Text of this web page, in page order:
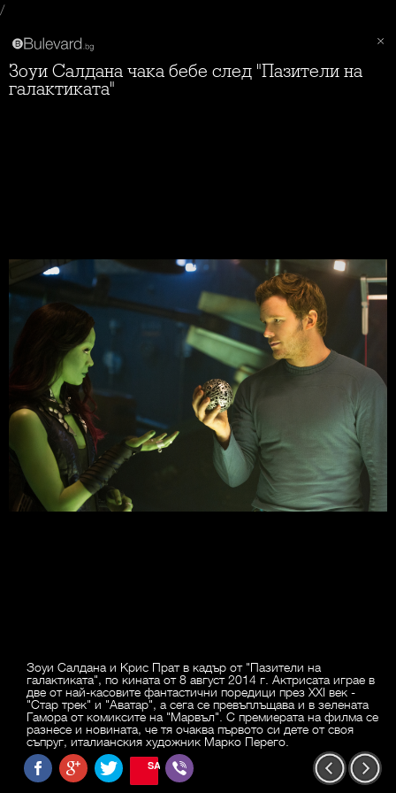
/
Зоуи Салдана чака бебе след "Пазители на
галактиката"
Зоуи Салдана и Крис Прат в кадър от "Пазители на
галактиката", по кината от 8 август 2014 г. Актрисата играе в
две от най-касовите фантастични поредици през ХХI век -
"Стар трек" и "Аватар", а сега се превъплъщава и в зелената
Гамора от комиксите на "Марвъл". С премиерата на филма се
разнесе и новината, че тя очаква първото си дете от своя
съпруг, италианския художник Марко Перего.
SAVE